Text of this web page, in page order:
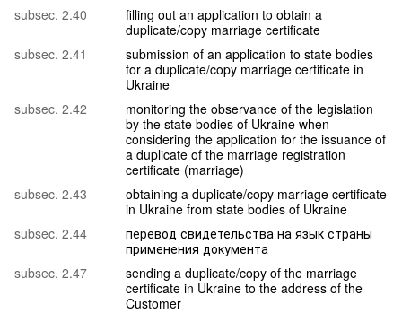
subsec. 2.40
filling out an application to obtain a
duplicate/copy marriage certificate
subsec. 2.41
submission of an application to state bodies
for a duplicate/copy marriage certificate in
Ukraine
subsec. 2.42
monitoring the observance of the legislation
by the state bodies of Ukraine when
considering the application for the issuance of
a duplicate of the marriage registration
certificate (marriage)
subsec. 2.43
obtaining a duplicate/copy marriage certificate
in Ukraine from state bodies of Ukraine
subsec. 2.44
перевод свидетельства на язык страны
применения документа
subsec. 2.47
sending a duplicate/copy of the marriage
certificate in Ukraine to the address of the
Customer